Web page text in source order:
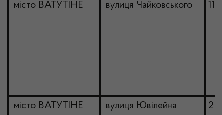
місто ВАТУТІНЕ вулиця Чайковського 11
місто ВАТУТІНЕ вулиця Ювілейна 2